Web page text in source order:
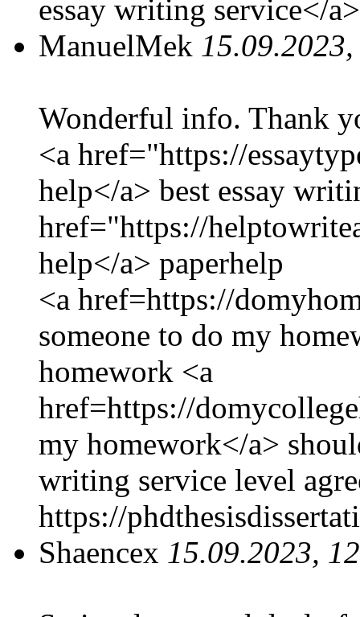
essay writing service</
ManuelMek
Wonderful info. Thank
<a href="https://
help</a> best essay
href="https://
help</a> paperhelp
<a href=https://
someone to do my
homework <a
href=https://
my homework</a>
writing service level
https://
Shaencex 15.09.2023,